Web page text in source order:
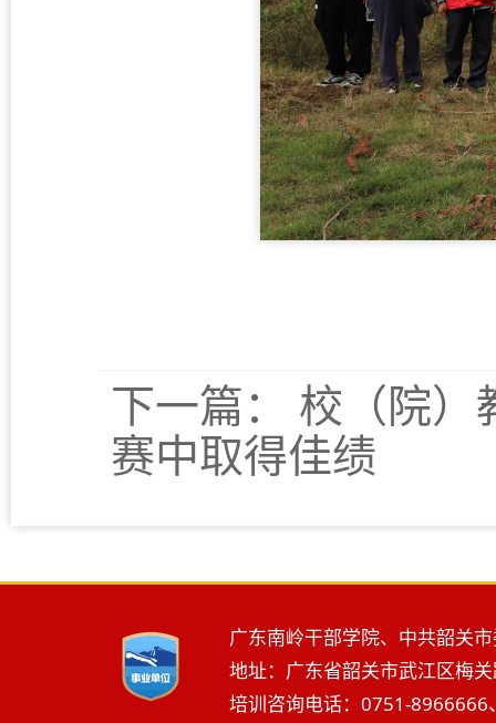
下一篇： 校（院）
赛中取得佳绩
广东南岭干部学院、中共韶关
地址：广东省韶关市武江区梅
培训咨询电话：0751-